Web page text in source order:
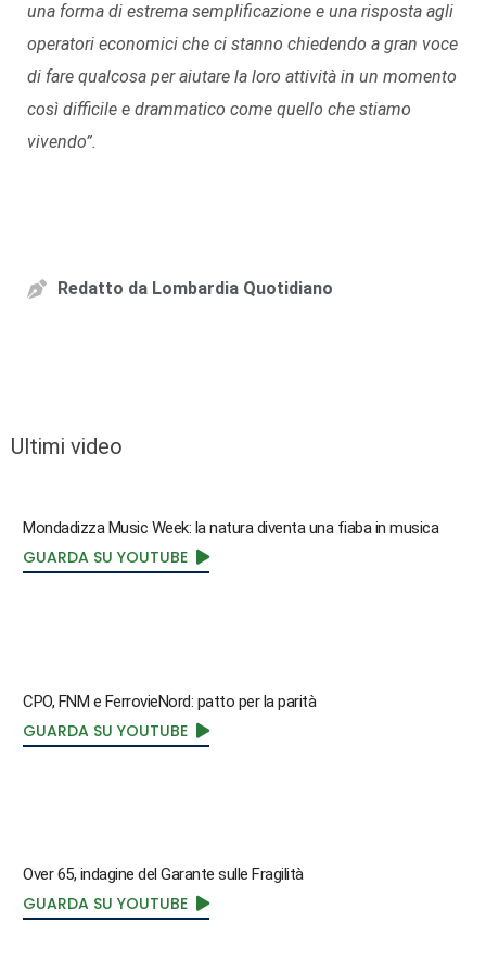
una forma di estrema semplificazione e una risposta agli
operatori economici che ci stanno chiedendo a gran voce
di fare qualcosa per aiutare la loro attività in un momento
così difficile e drammatico come quello che stiamo
vivendo”.
Redatto da Lombardia Quotidiano
Ultimi video
Mondadizza Music Week: la natura diventa una fiaba in musica
GUARDA SU YOUTUBE
CPO, FNM e FerrovieNord: patto per la parità
GUARDA SU YOUTUBE
Over 65, indagine del Garante sulle Fragilità
GUARDA SU YOUTUBE